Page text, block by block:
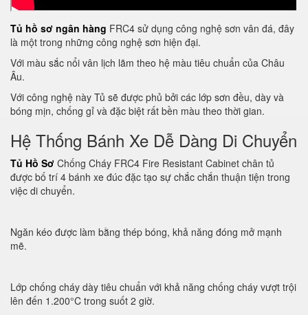
Tủ hồ sơ ngân hàng FRC4 sử dụng công nghệ sơn vân đá, đây
là một trong những công nghệ sơn hiện đại.
Với màu sắc nổi vân lịch lãm theo hệ màu tiêu chuẩn của Châu
Âu.
Với công nghệ này Tủ sẽ được phủ bởi các lớp sơn đều, dày và
bóng mịn, chống gỉ và đặc biệt rất bền màu theo thời gian.
Hệ Thống Bánh Xe Dễ Dàng Di Chuyển
Tủ Hồ Sơ Chống Cháy FRC4 Fire Resistant Cabinet chân tủ
được bố trí 4 bánh xe đúc đặc tạo sự chắc chắn thuận tiện trong
việc di chuyển.
Ngăn kéo được làm bằng thép bóng, khả năng đóng mở mạnh
mẽ.
Lớp chống cháy dày tiêu chuẩn với khả năng chống cháy vượt trội
lên đến 1.200°C trong suốt 2 giờ.